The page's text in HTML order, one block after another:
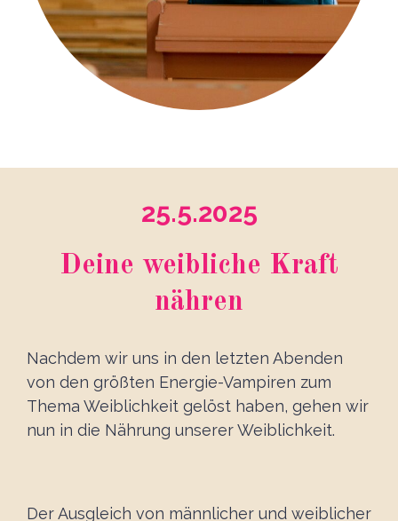
25.5.2025
Deine weibliche Kraft
nähren
Nachdem wir uns in den letzten Abenden
von den größten Energie-Vampiren zum
Thema Weiblichkeit gelöst haben, gehen wir
nun in die Nährung unserer Weiblichkeit.
Der Ausgleich von männlicher und weiblicher